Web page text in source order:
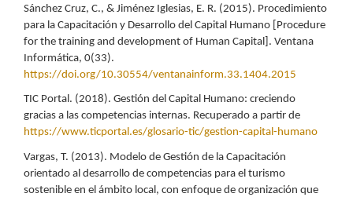
Sánchez Cruz, C., & Jiménez Iglesias, E. R. (2015). Procedimiento
para la Capacitación y Desarrollo del Capital Humano [Procedure
for the training and development of Human Capital]. Ventana
Informática, 0(33).
https://doi.org/10.30554/ventanainform.33.1404.2015
TIC Portal. (2018). Gestión del Capital Humano: creciendo
gracias a las competencias internas. Recuperado a partir de
https://www.ticportal.es/glosario-tic/gestion-capital-humano
Vargas, T. (2013). Modelo de Gestión de la Capacitación
orientado al desarrollo de competencias para el turismo
sostenible en el ámbito local, con enfoque de organización que